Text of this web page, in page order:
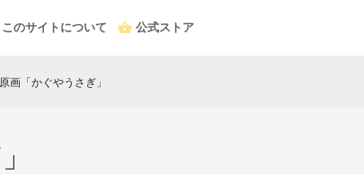
このサイトについて 公式ストア
「かぐやうさぎ」